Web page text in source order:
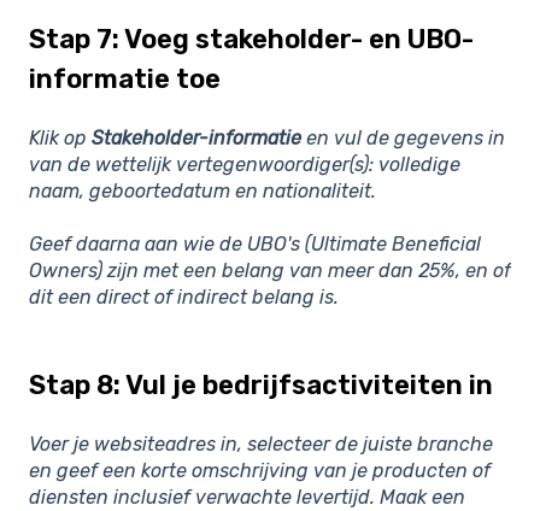
Stap 7: Voeg stakeholder- en UBO-
informatie toe
Klik op Stakeholder-informatie en vul de gegevens in
van de wettelijk vertegenwoordiger(s): volledige
naam, geboortedatum en nationaliteit.
Geef daarna aan wie de UBO's (Ultimate Beneficial
Owners) zijn met een belang van meer dan 25%, en of
dit een direct of indirect belang is.
Stap 8: Vul je bedrijfsactiviteiten in
Voer je websiteadres in, selecteer de juiste branche
en geef een korte omschrijving van je producten of
diensten inclusief verwachte levertijd. Maak een